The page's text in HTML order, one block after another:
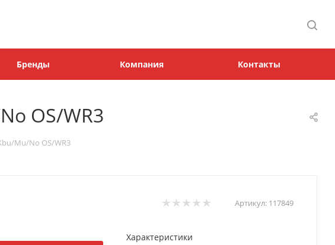
Бренды Компания Контакты
OS/WR3
Mu/No OS/WR3
Артикул: 117849
Характеристики